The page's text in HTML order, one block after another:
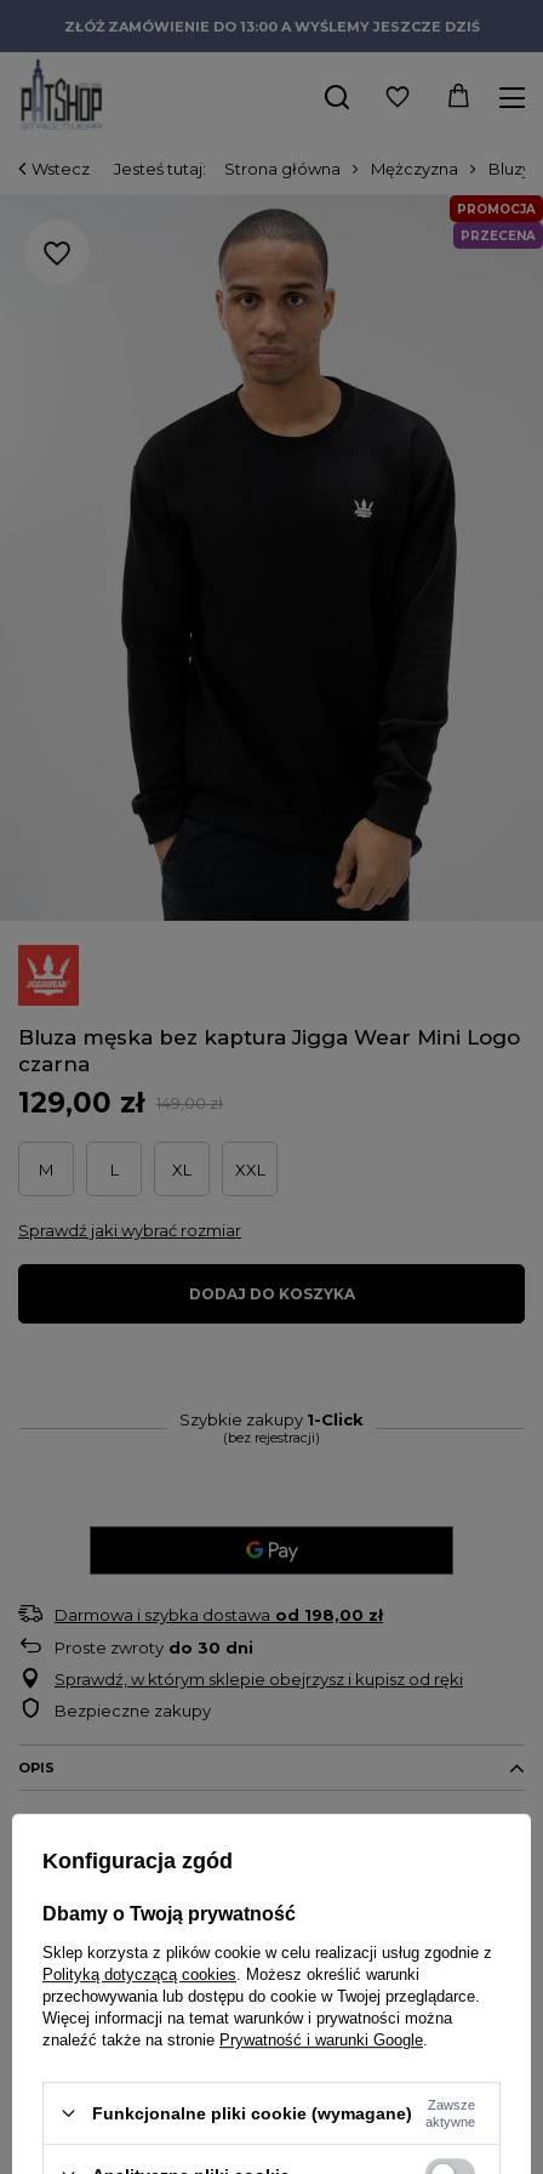
ZŁÓŻ ZAMÓWIENIE DO 13:00 A WYŚLEMY JESZCZE DZIŚ
Wstecz Jesteś tutaj: Strona główna Mężczyzna Bluzy
PROMOCJA
PRZECENA
Bluza męska bez kaptura Jigga Wear Mini Logo
czarna
129,00 zł 149,00 zł
M L XL XXL
Sprawdź jaki wybrać rozmiar
DODAJ DO KOSZYKA
Szybkie zakupy 1-Click
(bez rejestracji)
Darmowa i szybka dostawa od 198,00 zł
Proste zwroty do 30 dni
Sprawdź, w którym sklepie obejrzysz i kupisz od ręki
Bezpieczne zakupy
OPIS
Klasyczna męska bluza marki
Model Mini Logo
Klasyczny krój - regular fit
Bluza bez kaptura
Kaptur regulowany za pomocą sznurka
Dół bluzy i rękawy zakończone ściągaczami
Wykonana z bawełny o gramaturze 290g
SZCZEGÓŁY PRODUKTU
Konfiguracja zgód
Dbamy o Twoją prywatność
Sklep korzysta z plików cookie w celu realizacji usług zgodnie z
Polityką dotyczącą cookies . Możesz określić warunki
przechowywania lub dostępu do cookie w Twojej przeglądarce.
Więcej informacji na temat warunków i prywatności można
znaleźć także na stronie Prywatność i warunki Google
Funkcjonalne pliki cookie (wymagane)
Zawsze
aktywne